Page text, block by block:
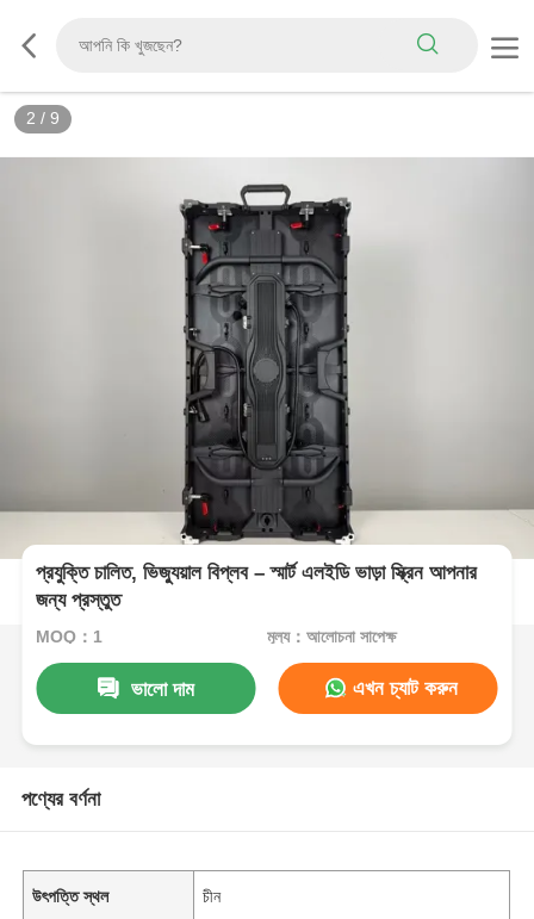
3 / 9
প্রযুক্তি চালিত, ভিজ্যুয়াল বিপ্লব – স্মার্ট এলইডি ভাড়া স্ক্রিন আপনার
জন্য প্রস্তুত
MOQ：1 মূল্য：আলোচনা সাপেক্ষ
ভালো দাম এখন চ্যাট করুন
পণ্যের বর্ণনা
উৎপত্তি স্থল চীন